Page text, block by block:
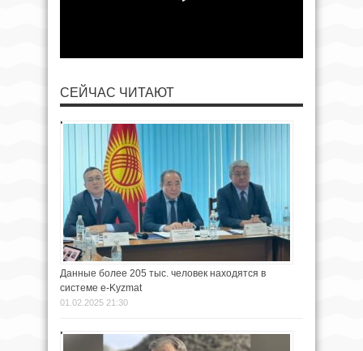
СЕЙЧАС ЧИТАЮТ
Данные более 205 тыс. человек находятся в
системе e-Kyzmat
01.02.2025 21:30